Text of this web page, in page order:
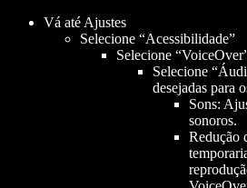
Vá até Ajustes
Selecione “Acessibilidade”
Selecione
Selecione
desejadas para
Sons:
sonoros.
Redução